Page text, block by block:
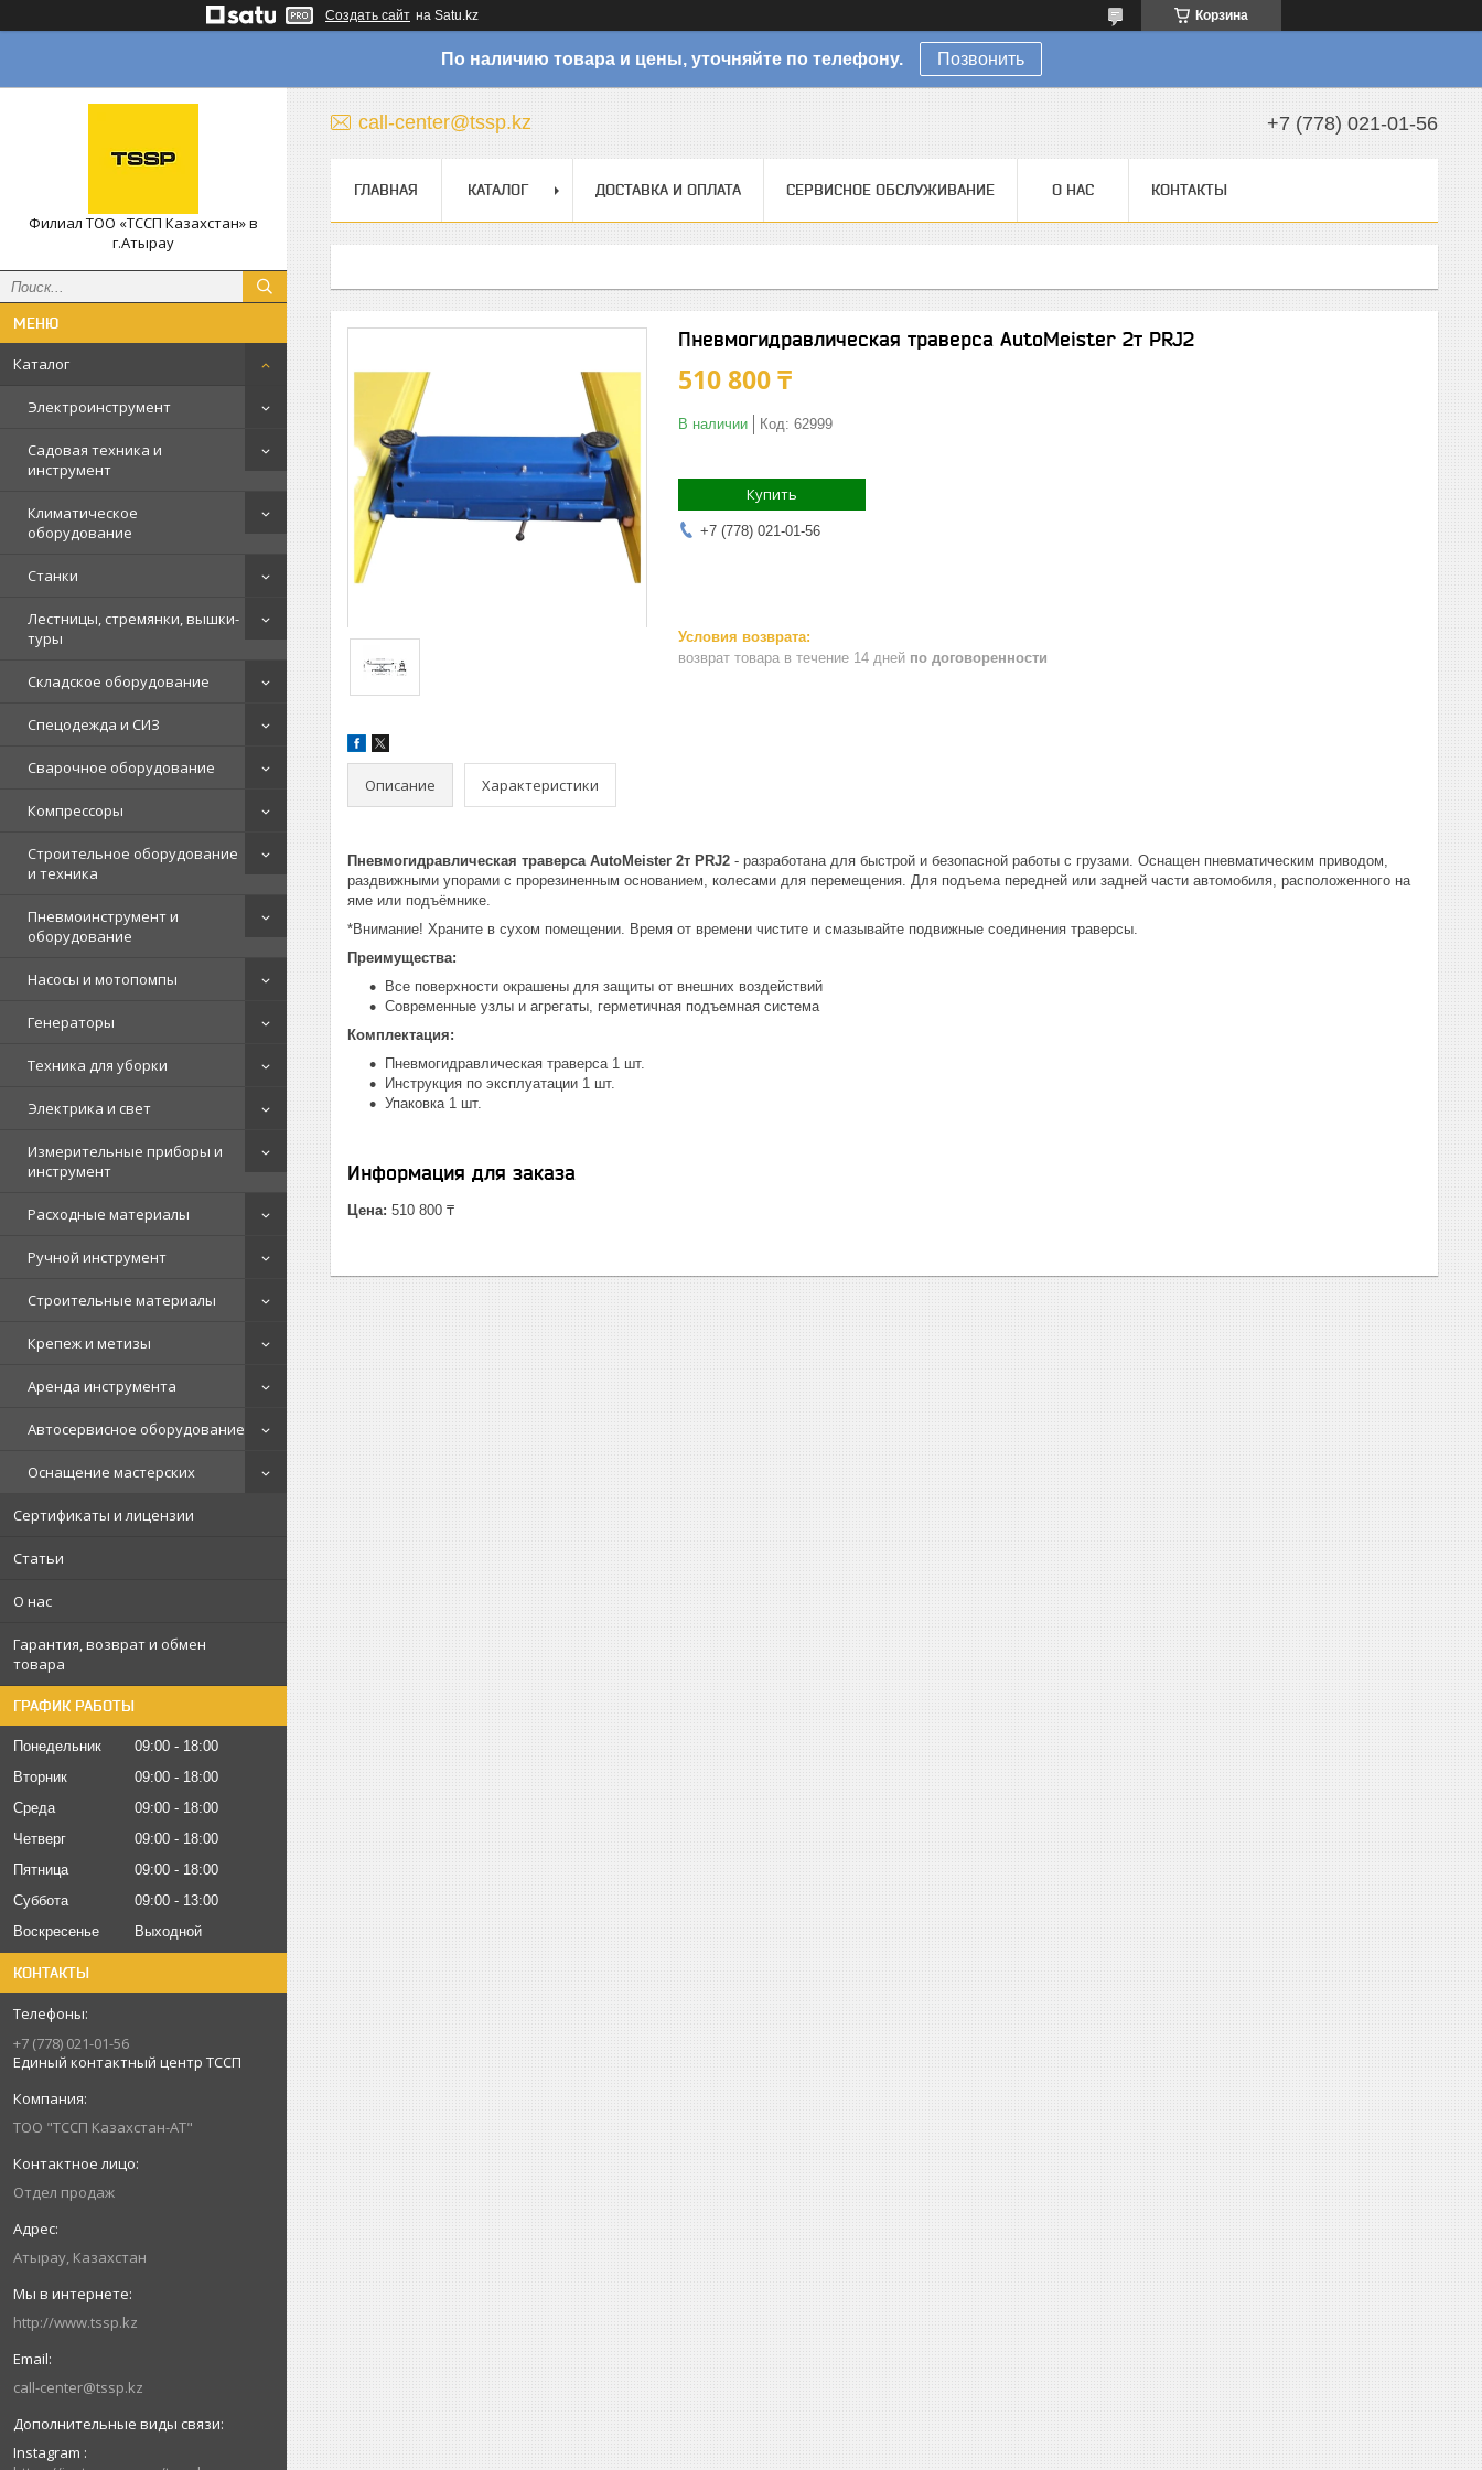
Создать сайт на Satu.kz Корзина
По наличию товара и цены, уточняйте по телефону. Позвонить
Филиал ТОО «ТССП Казахстан» в
г.Атырау
Каталог
Электроинструмент
Садовая техника и
инструмент
Климатическое
оборудование
Станки
Лестницы, стремянки, вышки-
туры
Складское оборудование
Спецодежда и СИЗ
Сварочное оборудование
Компрессоры
Строительное оборудование
и техника
Пневмоинструмент и
оборудование
Насосы и мотопомпы
Генераторы
Техника для уборки
Электрика и свет
Измерительные приборы и
инструмент
Расходные материалы
Ручной инструмент
Строительные материалы
Крепеж и метизы
Аренда инструмента
Автосервисное оборудование
Оснащение мастерских
Сертификаты и лицензии
Статьи
О нас
Гарантия, возврат и обмен
товара
ГРАФИК РАБОТЫ
Понедельник 09:00
18:00
Вторник
09:00
18:00
Среда
09:00
18:00
Четверг
09:00
18:00
Пятница
09:00
18:00
Суббота
09:00
13:00
Воскресенье
Выходной
КОНТАКТЫ
+7 (778) 021-01-56
Единый контактный центр ТССП
ТОО "ТССП Казахстан-АТ"
Отдел продаж
Атырау, Казахстан
http://www.tssp.kz
call-center@tssp.kz
Instagram
call-center@tssp.kz +7 (778) 021-01-56
ГЛАВНАЯ КАТАЛОГ ДОСТАВКА И ОПЛАТА СЕРВИСНОЕ ОБСЛУЖИВАНИЕ О НАС КОНТАКТЫ
Пневмогидравлическая траверса AutoMeister 2т PRJ2
510 800 ₸
В наличии Код: 62999
Купить
+7 (778) 021-01-56
возврат товара в течение 14 дней по договоренности
Описание Характеристики
Пневмогидравлическая траверса AutoMeister 2т PRJ2 - разработана для быстрой и безопасной работы с грузами. Оснащен пневматическим приводом,
раздвижными упорами с прорезиненным основанием, колесами для перемещения. Для подъема передней или задней части автомобиля, расположенного на
яме или подъёмнике.
*Внимание! Храните в сухом помещении. Время от времени чистите и смазывайте подвижные соединения траверсы.
Преимущества:
Все поверхности окрашены для защиты от внешних воздействий
Современные узлы и агрегаты, герметичная подъемная система
Комплектация:
Пневмогидравлическая траверса 1 шт.
Инструкция по эксплуатации 1 шт.
Упаковка 1 шт.
Информация для заказа
Цена: 510 800 ₸